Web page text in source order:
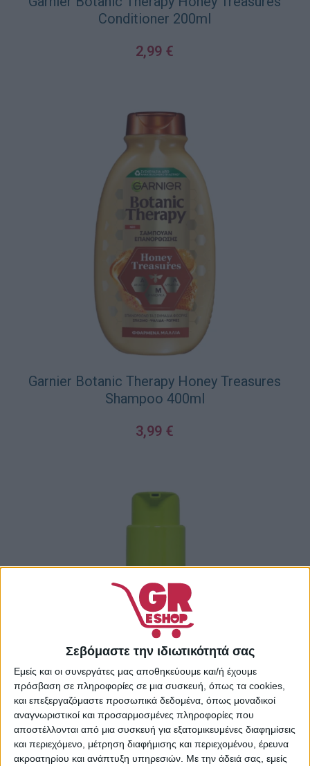
Σεβόμαστε την ιδιωτικότητά σας
Εμείς και οι συνεργάτες μας αποθηκεύουμε και/ή έχουμε
πρόσβαση σε πληροφορίες σε μια συσκευή, όπως τα cookies,
και επεξεργαζόμαστε προσωπικά δεδομένα, όπως μοναδικοί
αναγνωριστικοί και προσαρμοσμένες πληροφορίες που
αποστέλλονται από μια συσκευή για εξατομικευμένες διαφημίσεις
και περιεχόμενο, μέτρηση διαφήμισης και περιεχομένου, έρευνα
ακροατηρίου και ανάπτυξη υπηρεσιών. Με την άδειά σας, εμείς
Conditioner 200ml
2,99 €
Garnier Botanic Therapy Honey Treasures
Shampoo 400ml
3,99 €
Garnier Fructis Sleek & Stay Serum Λείανσης